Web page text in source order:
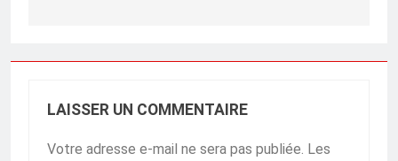
LAISSER UN COMMENTAIRE
Votre adresse e-mail ne sera pas publiée. Les